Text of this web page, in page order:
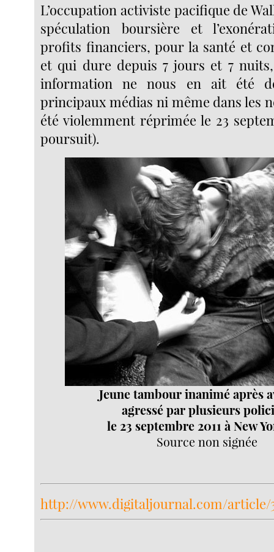
L’occupation activiste pacifique de
spéculation boursière et
profits financiers, pour la santé et
et qui dure depuis 7 jours et 7 nuits,
information ne nous en ait été
principaux médias ni même dans les
été violemment réprimée le 23
poursuit).
Jeune tambour inanimé après
agressé par plusieurs
le 23 septembre 2011 à New
Source non signée
http://www.digitaljournal.com/article/